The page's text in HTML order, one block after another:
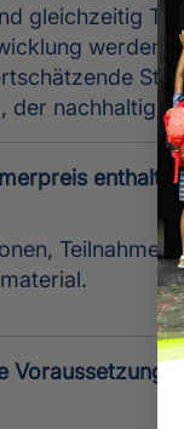
gleichzeitig
werden.
der nachhaltig
Voraussetzungen